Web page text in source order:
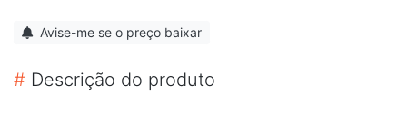
Avise-me se o preço baixar
# Descrição do produto